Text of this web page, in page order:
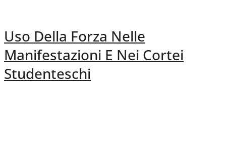
Uso Della Forza Nelle
Manifestazioni E Nei Cortei
Studenteschi